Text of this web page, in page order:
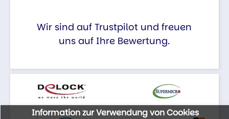
Wir sind auf Trustpilot und freuen
uns auf Ihre Bewertung.
Information zur Verwendung von Cookies